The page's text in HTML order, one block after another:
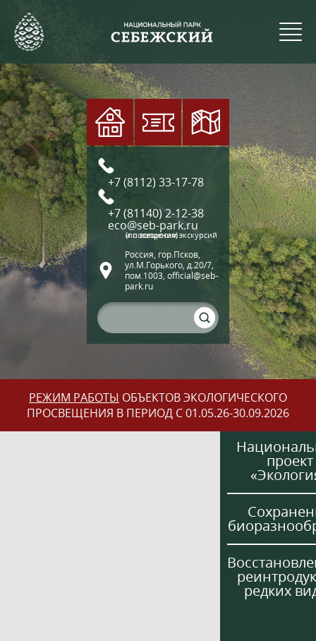
+7 (8112) 33-17-78
+7 (81140) 2-12-38
eco@seb-park.ru
(по вопросам экскурсий и посещения)
Россия, гор.Псков,
ул.М.Горького, д.20/7,
пом.1003, official@seb-
park.ru
РЕЖИМ РАБОТЫ ОБЪЕКТОВ ЭКОЛОГИЧЕСКОГО
ПРОСВЕЩЕНИЯ В ПЕРИОД С 01.05.26-30.09.2026
проект
редких